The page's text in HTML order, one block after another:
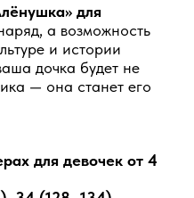
для
а возможность
и истории
дочка будет не
— она станет его
для девочек от 4